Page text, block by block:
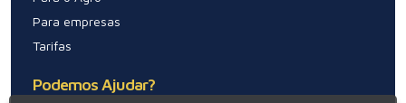
Para empresas
Tarifas
Podemos Ajudar?